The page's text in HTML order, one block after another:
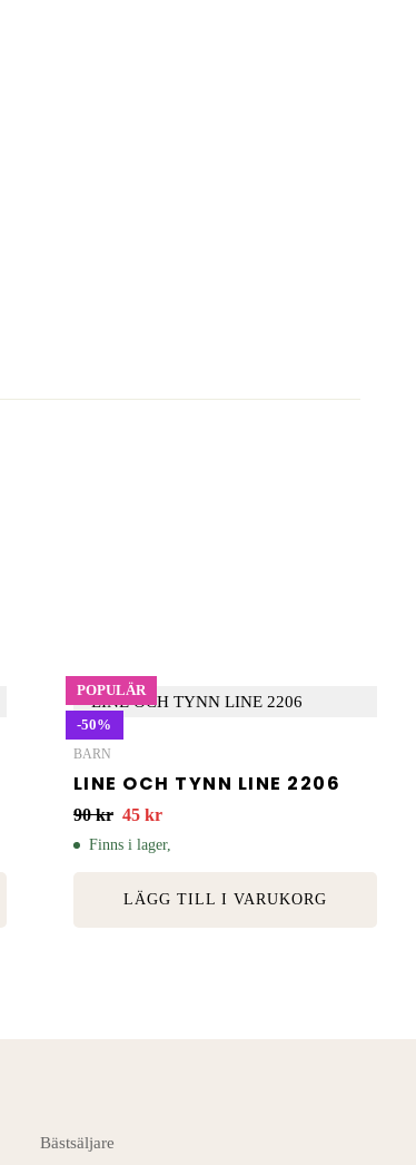
POPULÄR
-50%
BARN
LINE OCH TYNN LINE 2206
90kr 45 kr
Finns i lager,
LÄGG TILL I VARUKORG
Bästsäljare